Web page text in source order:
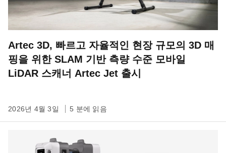
Artec 3D, 빠르고 자율적인 현장 규모의 3D 매
핑을 위한 SLAM 기반 측량 수준 모바일
LiDAR 스캐너 Artec Jet 출시
2026년 4월 3일 5 분에 읽음